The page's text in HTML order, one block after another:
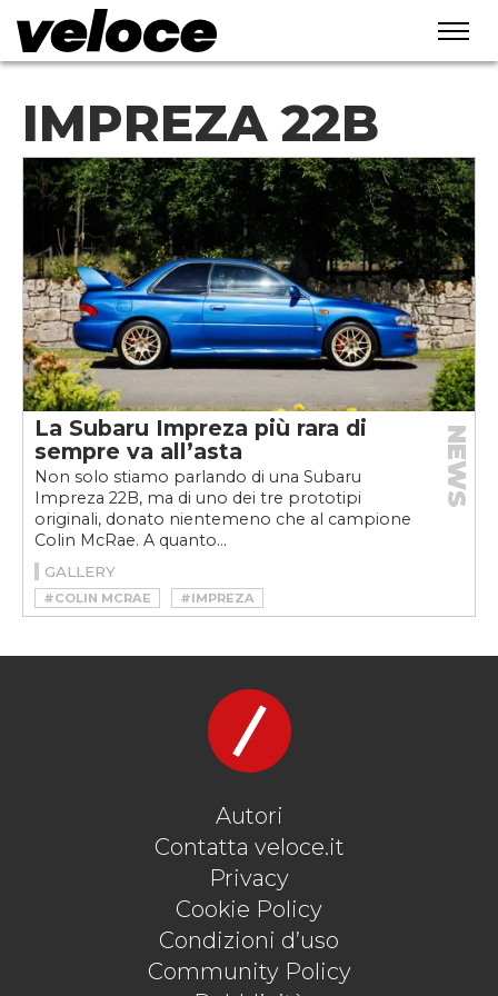
IMPREZA 22B
La Subaru Impreza più rara di
sempre va all’asta
Non solo stiamo parlando di una Subaru
Impreza 22B, ma di uno dei tre prototipi
originali, donato nientemeno che al campione
Colin McRae. A quanto...
NEWS
GALLERY
#COLIN MCRAE
#IMPREZA
#IMPREZA 22B
#SUBARU
Autori
Contatta veloce.it
Privacy
Cookie Policy
Condizioni d’uso
Community Policy